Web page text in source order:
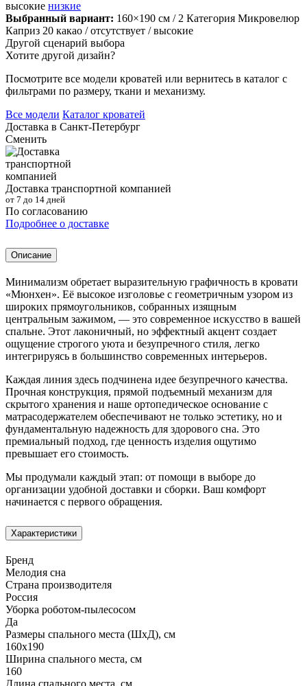
высокие низкие
Выбранный вариант: 160×190 см / 2 Категория Микровелюр
Каприз 20 какао / отсутствует / высокие
Другой сценарий выбора
Хотите другой дизайн?
Посмотрите все модели кроватей или вернитесь в каталог с
фильтрами по размеру, ткани и механизму.
Все модели Каталог кроватей
Доставка в Санкт-Петербург
Сменить
Доставка транспортной компанией
от 7 до 14 дней
По согласованию
Подробнее о доставке
Описание
Минимализм обретает выразительную графичность в кровати
«Мюнхен». Её высокое изголовье с геометричным узором из
широких прямоугольников, собранных изящным
центральным зажимом, — это современное искусство в вашей
спальне. Этот лаконичный, но эффектный акцент создает
ощущение строгого уюта и безупречного стиля, легко
интегрируясь в большинство современных интерьеров.
Каждая линия здесь подчинена идее безупречного качества.
Прочная конструкция, прямой подъемный механизм для
скрытого хранения и наше ортопедическое основание с
матрасодержателем обеспечивают не только эстетику, но и
фундаментальную надежность для здорового сна. Это
премиальный подход, где ценность изделия ощутимо
превышает его стоимость.
Мы продумали каждый этап: от помощи в выборе до
организации удобной доставки и сборки. Ваш комфорт
начинается с первого обращения.
Характеристики
Бренд
Мелодия сна
Страна производителя
Россия
Уборка роботом-пылесосом
Да
Размеры спального места (ШхД), см
160х190
Ширина спального места, см
160
Длина спального места, см